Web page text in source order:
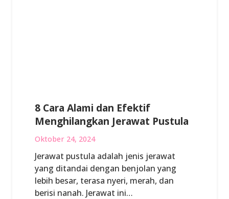
8 Cara Alami dan Efektif
Menghilangkan Jerawat Pustula
Oktober 24, 2024
Jerawat pustula adalah jenis jerawat
yang ditandai dengan benjolan yang
lebih besar, terasa nyeri, merah, dan
berisi nanah. Jerawat ini…